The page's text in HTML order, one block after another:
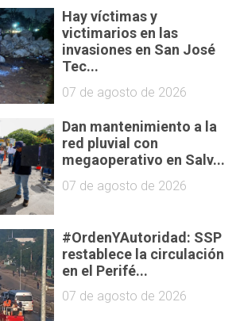
Hay víctimas y
victimarios en las
invasiones en San José
Tec...
07 de agosto de 2026
Dan mantenimiento a la
red pluvial con
megaoperativo en Salv...
07 de agosto de 2026
#OrdenYAutoridad: SSP
restablece la circulación
en el Perifé...
07 de agosto de 2026